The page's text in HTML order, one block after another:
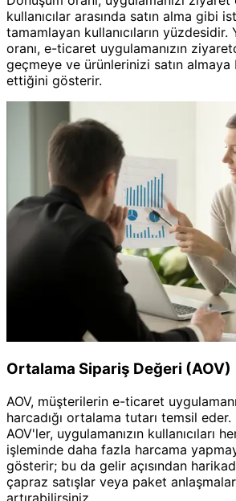
kullanıcılar arasında satın alma gibi
tamamlayan kullanıcıların yüzdesidir.
oranı, e-ticaret uygulamanızın
geçmeye ve ürünlerinizi satın almaya
ettiğini gösterir.
Ortalama Sipariş Değeri (AOV)
AOV, müşterilerin e-ticaret
harcadığı ortalama tutarı temsil
AOV'ler, uygulamanızın kullanıcıları
işleminde daha fazla harcama
gösterir; bu da gelir açısından
çapraz satışlar veya paket